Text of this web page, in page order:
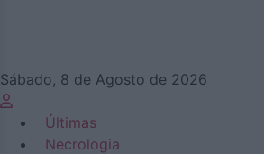
Sábado, 8 de Agosto de 2026
Últimas
Necrologia